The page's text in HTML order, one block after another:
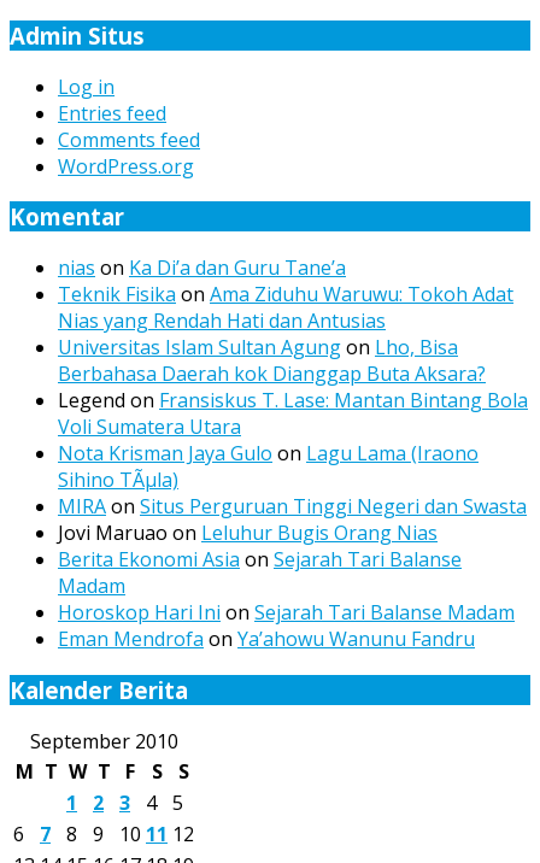
Admin Situs
Log in
Entries feed
Comments feed
WordPress.org
Komentar
nias on Ka Di’a dan Guru Tane’a
Teknik Fisika on Ama Ziduhu Waruwu: Tokoh Adat
Nias yang Rendah Hati dan Antusias
Universitas Islam Sultan Agungon Lho, Bisa
Berbahasa Daerah kok Dianggap Buta Aksara?
Legend on Fransiskus T. Lase: Mantan Bintang Bola
Voli Sumatera Utara
Nota Krisman Jaya Gulo on Lagu Lama (Iraono
Sihino TÃµla)
MIRAon Situs Perguruan Tinggi Negeri dan Swasta
Jovi Maruao on Leluhur Bugis Orang Nias
Berita Ekonomi Asia on Sejarah Tari Balanse
Madam
Horoskop Hari Ini on Sejarah Tari Balanse Madam
Eman Mendrofa on Ya’ahowu Wanunu Fandru
Kalender Berita
September 2010
M T W T F S
S
1
2 3 4 5
6
7 8 9 10 11 12